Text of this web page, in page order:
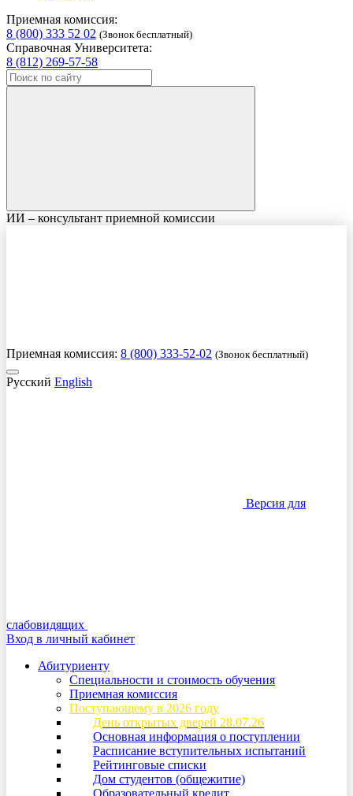
Приемная комиссия:
8 (800) 333 52 02 (Звонок бесплатный)
Справочная Университета:
8 (812) 269-57-58
ИИ – консультант приемной комиссии
Приемная комиссия: 8 (800) 333-52-02 (Звонок бесплатный)
Русский English
Версия для
слабовидящих
Вход в личный кабинет
Абитуриенту
Специальности и стоимость обучения
Приемная комиссия
Поступающему в 2026 году
День открытых дверей 28.07.26
Основная информация о поступлении
Расписание вступительных испытаний
Рейтинговые списки
Дом студентов (общежитие)
Образовательный кредит